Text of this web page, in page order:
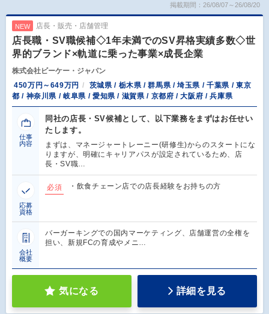
掲載期間：26/08/07～26/08/20
NEW 店長・販売・店舗管理
店長職・SV職候補◇1年未満でのSV昇格実績多数◇世
界的ブランド×軌道に乗った事業×成長企業
株式会社ビーケー・ジャパン
450万円～649万円
茨城県 / 栃木県 / 群馬県 / 埼玉県 / 千葉県 / 東京
都 / 神奈川県 / 岐阜県 / 愛知県 / 滋賀県 / 京都府 / 大阪府 / 兵庫県
仕事
内容
同社の店長・SV候補として、以下業務をまずはお任せい
たします。
まずは、マネージャートレーニー(研修生)からのスタートにな
りますが、明確にキャリアパスが設定されているため、店
長・SV職…
応募
資格
必須 ・飲食チェーン店での店長経験をお持ちの方
会社
概要
バーガーキングでの国内マーケティング、店舗運営の全権を
担い、新規FCの育成やメニ…
気になる 詳細を見る